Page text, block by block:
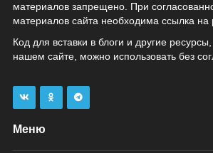
материалов запрещено. При
материалов сайта необходима ссылка на
Код для вставки в блоги и другие
нашем сайте, можно использовать без
Меню